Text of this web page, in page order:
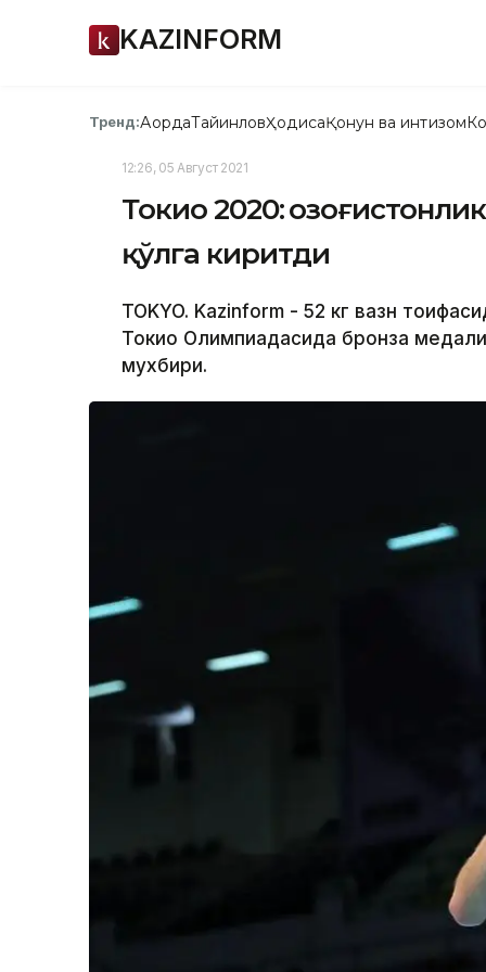
KAZINFORM
Тренд:АқордаТайинловҲодисаҚонун ва интизом
12:26, 05 Август 2021
Токио 2020:
қўлга киритди
TOKYO. Kazinform - 52 кг вазн
Токио Олимпиадасида бронза
мухбири.